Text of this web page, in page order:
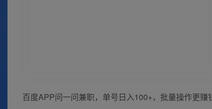
百度APP问一问兼职，单号日入100+，批量操作更赚